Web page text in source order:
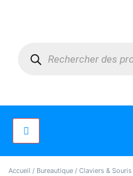
Accueil / Bureautique / Claviers & Souris